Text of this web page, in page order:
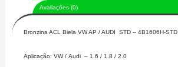
Avaliações (0)
Bronzina ACL Biela VW AP / AUDI STD – 4B1606H-STD
Aplicação: VW / Audi – 1.6 / 1.8 / 2.0